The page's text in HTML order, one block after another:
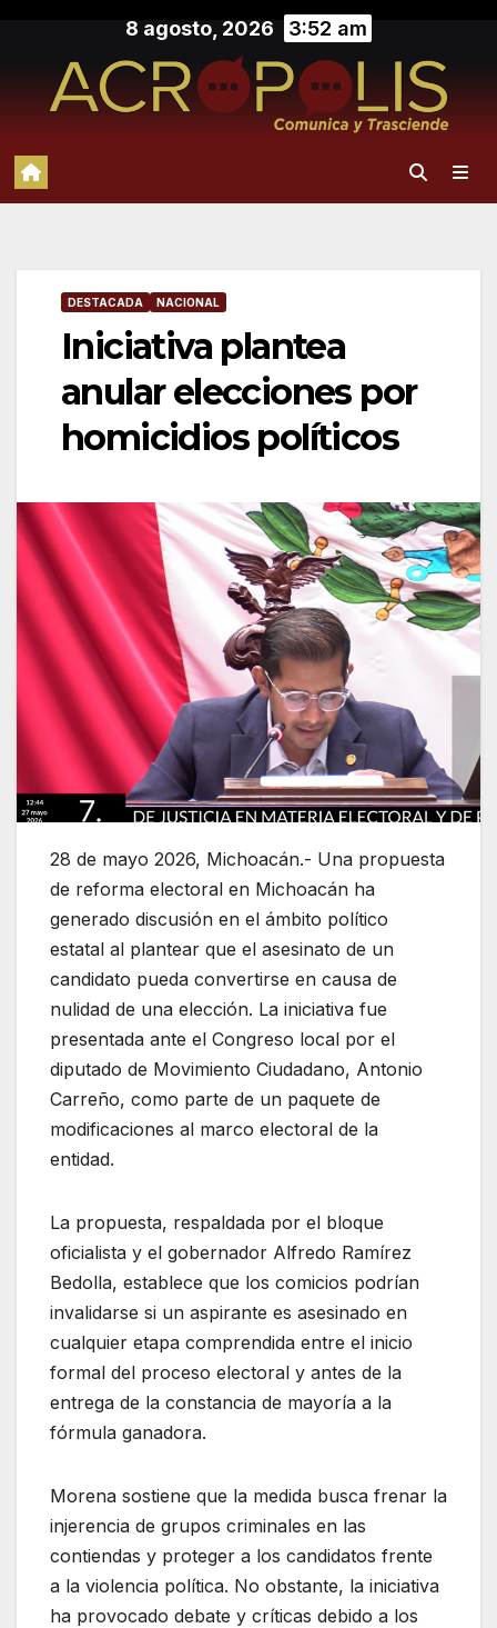
contenido
8 agosto, 2026 3:52 am
DESTACADA NACIONAL
Iniciativa plantea
anular elecciones por
homicidios políticos
28 de mayo 2026, Michoacán.- Una propuesta
de reforma electoral en Michoacán ha
generado discusión en el ámbito político
estatal al plantear que el asesinato de un
candidato pueda convertirse en causa de
nulidad de una elección. La iniciativa fue
presentada ante el Congreso local por el
diputado de Movimiento Ciudadano, Antonio
Carreño, como parte de un paquete de
modificaciones al marco electoral de la
entidad.
La propuesta, respaldada por el bloque
oficialista y el gobernador Alfredo Ramírez
Bedolla, establece que los comicios podrían
invalidarse si un aspirante es asesinado en
cualquier etapa comprendida entre el inicio
formal del proceso electoral y antes de la
entrega de la constancia de mayoría a la
fórmula ganadora.
Morena sostiene que la medida busca frenar la
injerencia de grupos criminales en las
contiendas y proteger a los candidatos frente
a la violencia política. No obstante, la iniciativa
ha provocado debate y críticas debido a los